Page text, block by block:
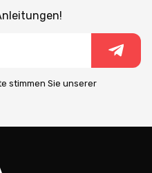
stimmen Sie unserer